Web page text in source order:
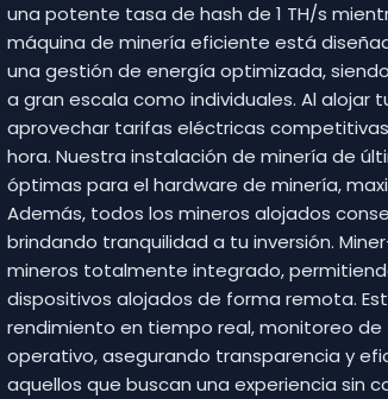
una potente tasa de hash de 1 TH/s
máquina de minería eficiente está
una gestión de energía optimizada,
a gran escala como individuales. Al alojar
aprovechar tarifas eléctricas
hora. Nuestra instalación de minería de
óptimas para el hardware de minería,
Además, todos los mineros alojados
brindando tranquilidad a tu inversión.
mineros totalmente integrado,
dispositivos alojados de forma remota.
rendimiento en tiempo real, monitoreo
operativo, asegurando transparencia y
aquellos que buscan una experiencia sin